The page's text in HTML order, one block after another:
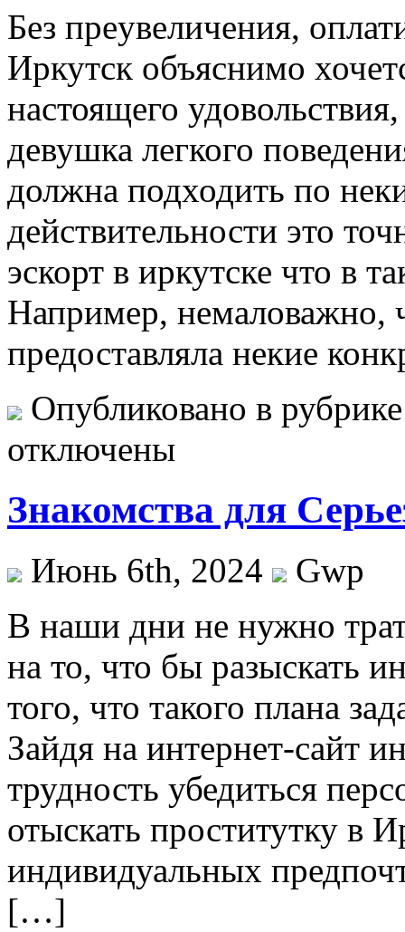
Бeз прeувeличeния,
Иркутск объяснимо
настоящего
девушка легкого
должна подходить по
действительности это
эскорт в иркутске что в
Например, немаловажно,
предоставляла некие
Опубликовано в
отключены
Знакомства для
Июнь 6th, 2024
Gwp
В нaши дни нe нужно
на то, что бы разыскать
того, что такого плана
Зайдя на интернет-сайт
трудность убедиться
отыскать проститутку в
индивидуальных
[…]